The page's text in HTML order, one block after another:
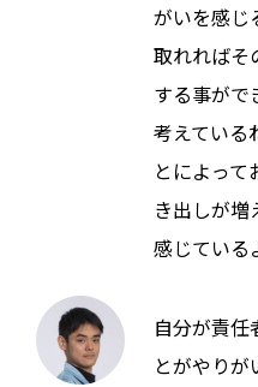
がいを感じ
取れればそ
する事がで
考えている
とによっ
き出しが増
感じている
自分が責任
とがやり